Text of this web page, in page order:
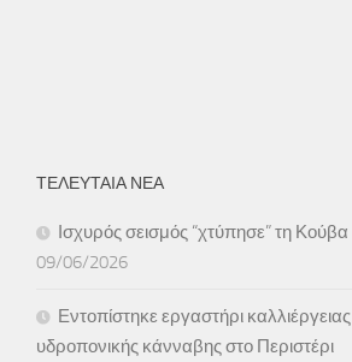
ΤΕΛΕΥΤΑΙΑ ΝΕΑ
Ισχυρός σεισμός “χτύπησε” τη Κούβα
09/06/2026
Εντοπίστηκε εργαστήρι καλλιέργειας
υδροπονικής κάνναβης στο Περιστέρι